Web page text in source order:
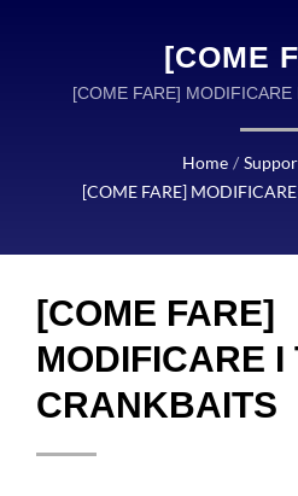
[COME
FISHING:
PRECISIONE
[COME FARE] MODIFICARE
Home /
[COME FARE]
[COME FARE]
MODIFICARE I
CRANKBAITS